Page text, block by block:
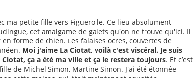
ma petite fille vers Figuerolle. Ce lieu absolument
cet amalgame de galets qu'on ne trouve qu'ici. Il
forme de chien. Les falaises ocres, couvertes de
Moi j'aime La Ciotat, voilà c'est viscéral. Je suis
ça a été ma ville et ça le restera toujours. Et c’est
de Michel Simon, Martine Simon. J'ai été étonnée